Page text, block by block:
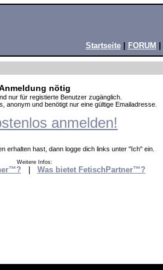
Startseite| FORUM
nötig
nur für registierte Benutzer zugänglich.
anonym und benötigt nur eine gültige Emailadresse.
anmelden!
erhalten hast, dann logge dich links unter "Ich" ein.
Weitere Infos:
Was bietet FetischPartner™?